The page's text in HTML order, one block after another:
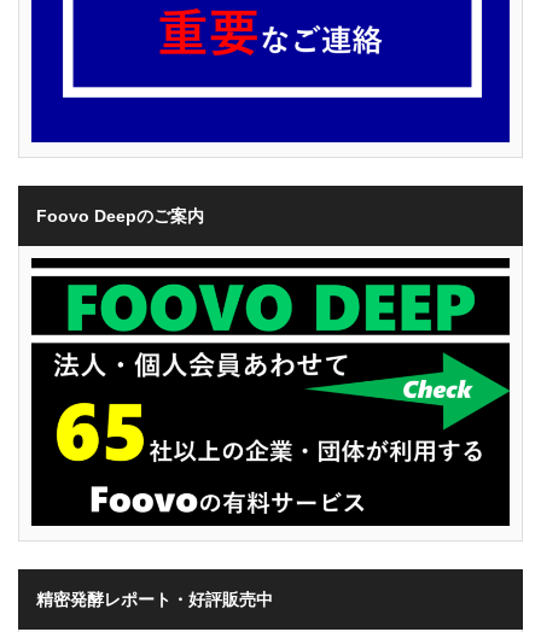
Foovo Deepのご案内
精密発酵レポート・好評販売中